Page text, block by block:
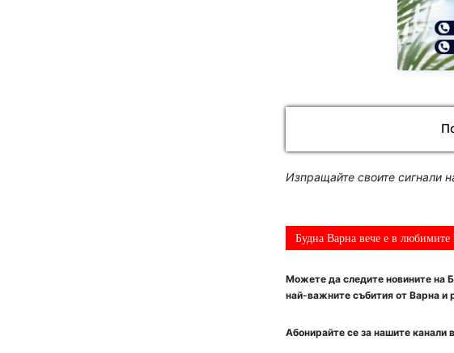
Изпращайте своите сигнали
Будна Варна вече е в
Можете да следите новините на
най-важните събития от Варна и
Абонирайте се за нашите канали